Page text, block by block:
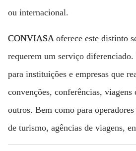
ou internacional.
CONVIASA oferece este distinto
requerem um serviço diferenciado.
para instituições e empresas que
convenções, conferências,
outros. Bem como para
de turismo, agências de viagens,